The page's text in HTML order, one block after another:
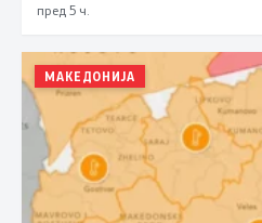
пред 5 ч.
МАКЕДОНИЈА